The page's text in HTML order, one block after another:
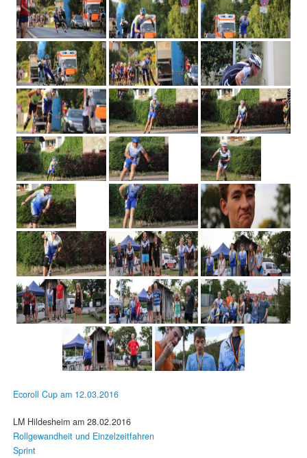
Ecoroll Cup am 12.03.2016
LM Hildesheim am 28.02.2016
Rollgewandheit und Einzelzeitfahren
Sprint